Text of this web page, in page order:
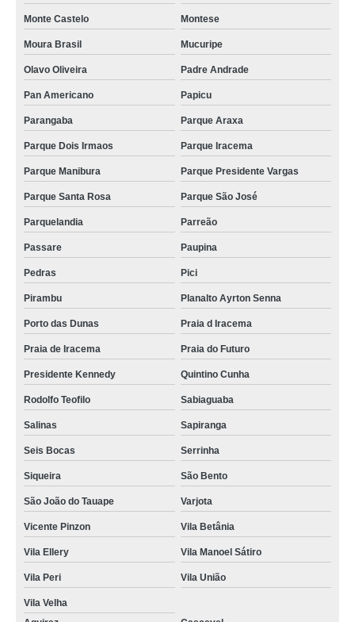
serviço de cremação com velório Guajeru
cremação corpo Fortaleza
qual o preço de cremação com velório Mucuripe
cremação de ossos com velórios Alto da Balanca
serviço de cremação de pessoas Praia do Futuro
cremação de corpo humano Maraponga
cremação do corpo humano Damas
cremação com velórios Boa Vista
cremação humana orçamento Planalto Ayrton Senna
serviço de cremação corpo Cambeba
cremação humana Henrique Jorge
cremação de ossos orçamento Alagadico Novo
cremação de ossos com velórios Jardim Guanabara
serviço de cremação humana Cocó
cremação ossos orçamento Cais do Porto
cremação de corpo João Arruda
serviço de cremação de ossos Bela Vista
qual o preço de cremação e velório José Walter
cremação de corpo Jardim Guanabara
cremação de pessoa Floresta
Monte Castelo Montese
Moura Brasil Mucuripe
Olavo Oliveira Padre Andrade
Pan Americano Papicu
Parangaba Parque Araxa
Parque Dois Irmaos Parque Iracema
Parque Manibura Parque Presidente Vargas
Parque Santa Rosa Parque São José
Parquelandia Parreão
Passare Paupina
Pedras Pici
Pirambu Planalto Ayrton Senna
Porto das Dunas Praia d Iracema
Praia de Iracema Praia do Futuro
Presidente Kennedy Quintino Cunha
Rodolfo Teofilo Sabiaguaba
Salinas Sapiranga
Seis Bocas Serrinha
Siqueira São Bento
São João do Tauape Varjota
Vicente Pinzon Vila Betânia
Vila Ellery Vila Manoel Sátiro
Vila Peri Vila União
Vila Velha